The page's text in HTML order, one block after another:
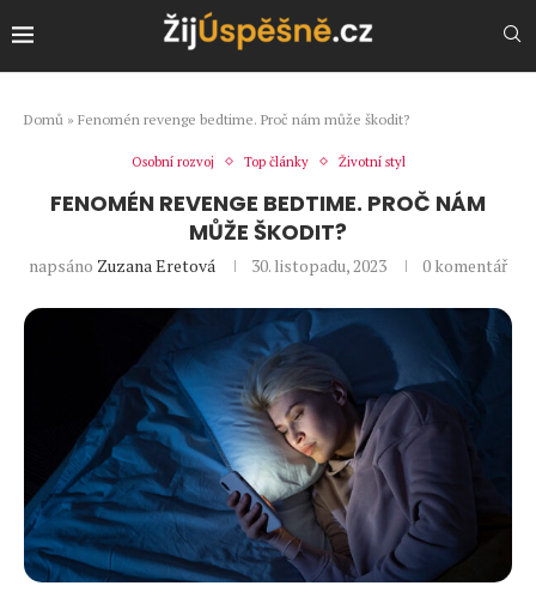
Domů » Fenomén revenge bedtime. Proč nám může škodit?
Osobní rozvoj Top články Životní styl
FENOMÉN REVENGE BEDTIME. PROČ NÁM
MŮŽE ŠKODIT?
napsáno Zuzana Eretová 30. listopadu, 2023 0 komentář